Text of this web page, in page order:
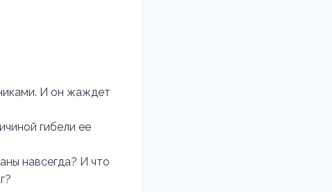
И он жаждет
гибели ее
навсегда? И что